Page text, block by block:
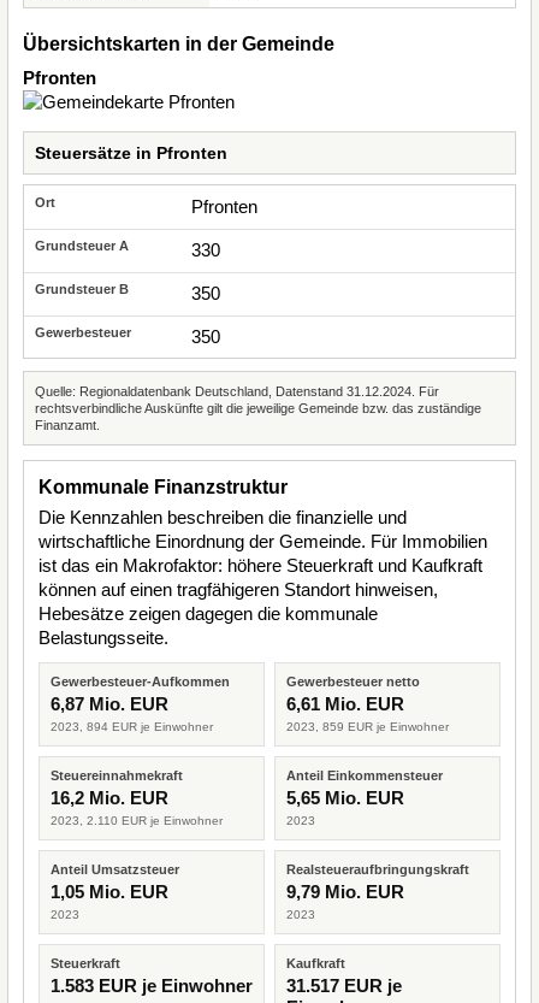
Übersichtskarten in der Gemeinde
Pfronten
Steuersätze in Pfronten
Pfronten
330
350
350
Quelle: Regionaldatenbank Deutschland, Datenstand 31.12.2024. Für
rechtsverbindliche Auskünfte gilt die jeweilige Gemeinde bzw. das zuständige
Finanzamt.
Kommunale Finanzstruktur
Die Kennzahlen beschreiben die finanzielle und
wirtschaftliche Einordnung der Gemeinde. Für Immobilien
ist das ein Makrofaktor: höhere Steuerkraft und Kaufkraft
können auf einen tragfähigeren Standort hinweisen,
Hebesätze zeigen dagegen die kommunale
Belastungsseite.
Gewerbesteuer-Aufkommen
6,87 Mio. EUR
2023, 894 EUR je Einwohner
Gewerbesteuer netto
6,61 Mio. EUR
2023, 859 EUR je Einwohner
Steuereinnahmekraft
16,2 Mio. EUR
2023, 2.110 EUR je Einwohner
Anteil Einkommensteuer
5,65 Mio. EUR
2023
Anteil Umsatzsteuer
1,05 Mio. EUR
2023
Realsteueraufbringungskraft
9,79 Mio. EUR
2023
Steuerkraft
1.583 EUR je Einwohner
Kaufkraft
31.517 EUR je